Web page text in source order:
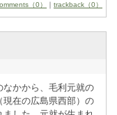
（0） ｜ trackback（0）
かから、毛利元就の
現在の広島県西部）の